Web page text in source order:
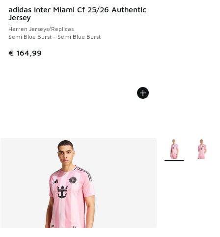
adidas Inter Miami Cf 25/26 Authentic
Jersey
Herren Jerseys/Replicas
Semi Blue Burst - Semi Blue Burst
€ 164,99
Weitere Farben